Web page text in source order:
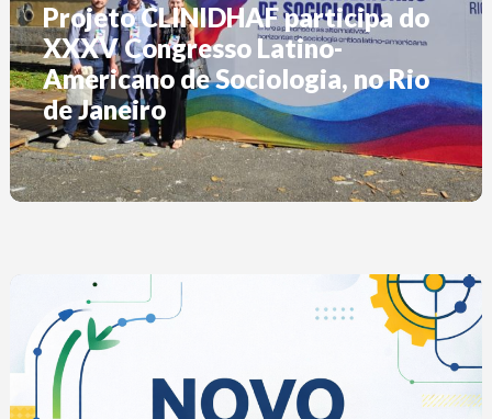
Projeto CLINIDHAF participa do
XXXV Congresso Latino-
Americano de Sociologia, no Rio
de Janeiro